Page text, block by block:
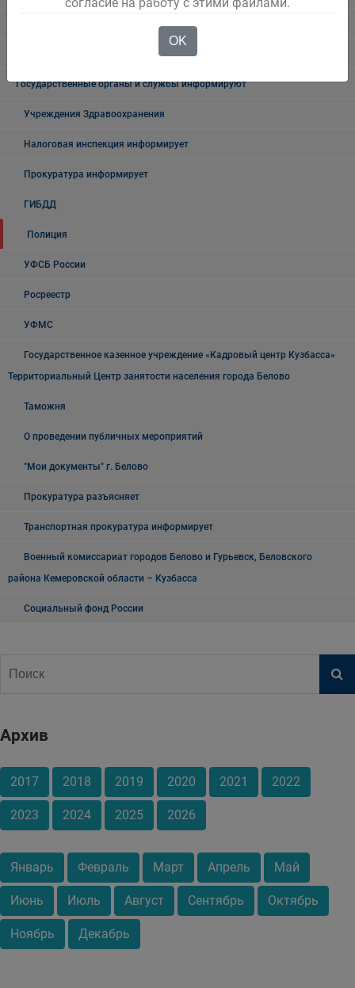
Государственные органы и службы информируют
Учреждения Здравоохранения
Налоговая инспекция информирует
Прокуратура информирует
ГИБДД
Полиция
УФСБ России
Росреестр
УФМС
Государственное казенное учреждение «Кадровый центр Кузбасса»
Территориальный Центр занятости населения города Белово
Таможня
О проведении публичных мероприятий
"Мои документы" г. Белово
Прокуратура разъясняет
Транспортная прокуратура информирует
Военный комиссариат городов Белово и Гурьевск, Беловского
района Кемеровской области – Кузбасса
Социальный фонд России
Архив
2017 2018 2019 2020 2021 2022
2023 2024 2025 2026
Январь Февраль Март Апрель Май
Июнь Июль Август Сентябрь Октябрь
Ноябрь Декабрь
OK